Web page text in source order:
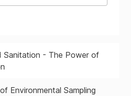
Sanitation - The Power of
Environmental Sampling